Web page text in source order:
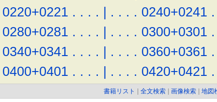
0220+0221 . . . . | . . . . 0240+0241 .
0280+0281 . . . . | . . . . 0300+0301 .
0340+0341 . . . . | . . . . 0360+0361 .
0400+0401 . . . . | . . . . 0420+0421 .
書籍リスト 全文検索 画像検索 地図